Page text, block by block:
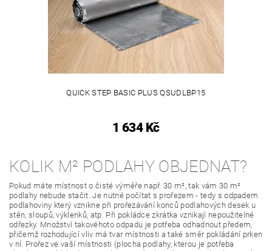
QUICK STEP BASIC PLUS QSUDLBP15
1 634 Kč
KOLIK M² PODLAHY OBJEDNAT?
Pokud máte místnost o čisté výměře např. 30 m², tak vám 30 m²
podlahy nebude stačit. Je nutné počítat s prořezem - tedy s odpadem
podlahoviny který vznikne při prořezávání konců podlahových desek u
stěn, sloupů, výklenků, atp. Při pokládce zkrátka vznikají nepoužitelné
odřezky. Množství takovéhoto odpadu je potřeba odhadnout předem,
přičemž rozhodující vliv má tvar místnosti a také směr pokládání prken
v ní. Prořez ve vaší místnosti (plocha podlahy, kterou je potřeba